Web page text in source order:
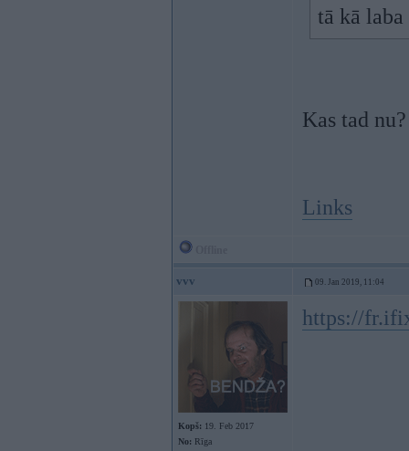
tā kā
Kas tad nu?
Links
vvv 09. Jan 2019, 11:04
Kopš: 19. Feb 2017
No: Rīga
https://